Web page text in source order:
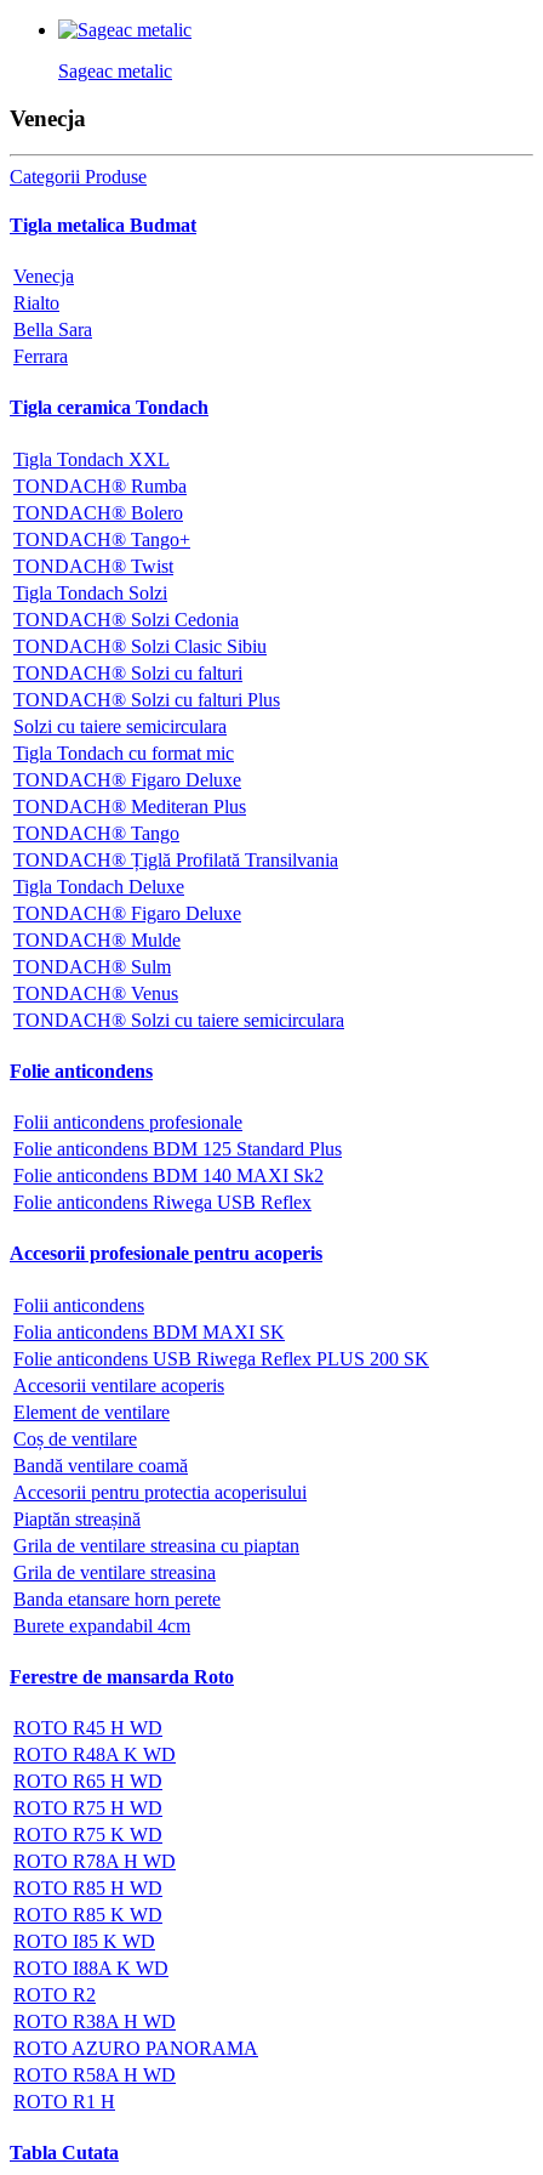
Sageac metalic
Venecja
Categorii Produse
Tigla metalica Budmat
Venecja
Rialto
Bella Sara
Ferrara
Tigla ceramica Tondach
Tigla Tondach XXL
TONDACH® Rumba
TONDACH® Bolero
TONDACH® Tango+
TONDACH® Twist
Tigla Tondach Solzi
TONDACH® Solzi Cedonia
TONDACH® Solzi Clasic Sibiu
TONDACH® Solzi cu falturi
TONDACH® Solzi cu falturi Plus
Solzi cu taiere semicirculara
Tigla Tondach cu format mic
TONDACH® Figaro Deluxe
TONDACH® Mediteran Plus
TONDACH® Tango
TONDACH® Țiglă Profilată Transilvania
Tigla Tondach Deluxe
TONDACH® Figaro Deluxe
TONDACH® Mulde
TONDACH® Sulm
TONDACH® Venus
TONDACH® Solzi cu taiere semicirculara
Folie anticondens
Folii anticondens profesionale
Folie anticondens BDM 125 Standard Plus
Folie anticondens BDM 140 MAXI Sk2
Folie anticondens Riwega USB Reflex
Accesorii profesionale pentru acoperis
Folii anticondens
Folia anticondens BDM MAXI SK
Folie anticondens USB Riwega Reflex PLUS 200 SK
Accesorii ventilare acoperis
Element de ventilare
Coș de ventilare
Bandă ventilare coamă
Accesorii pentru protectia acoperisului
Piaptăn streașină
Grila de ventilare streasina cu piaptan
Grila de ventilare streasina
Banda etansare horn perete
Burete expandabil 4cm
Ferestre de mansarda Roto
ROTO R45 H WD
ROTO R48A K WD
ROTO R65 H WD
ROTO R75 H WD
ROTO R75 K WD
ROTO R78A H WD
ROTO R85 H WD
ROTO R85 K WD
ROTO I85 K WD
ROTO I88A K WD
ROTO R2
ROTO R38A H WD
ROTO AZURO PANORAMA
ROTO R58A H WD
ROTO R1 H
Tabla Cutata